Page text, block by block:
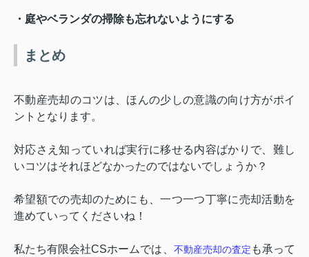
・庭やベランダの掃除も忘れないようにする
まとめ
不動産売却のコツは、ほんの少しの意識の向け方がポイ
ントとなります。
対応さえ知っていれば実行に移せる内容ばかりで、難し
いコツはそれほどなかったのではないでしょうか？
希望額での売却のためにも、一つ一つ丁寧に売却活動を
進めていってくださいね！
私たち有限会社CSホームでは、 不動産売却の査定 も承って